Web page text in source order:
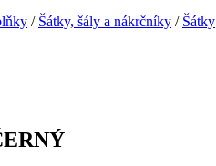
/ Šátky, šály a nákrčníky / Šátky